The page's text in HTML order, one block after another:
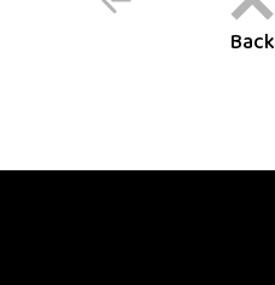
Back